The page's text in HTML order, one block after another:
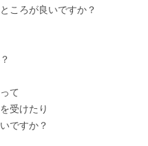
ころが良いですか？
て
受けたり
ですか？